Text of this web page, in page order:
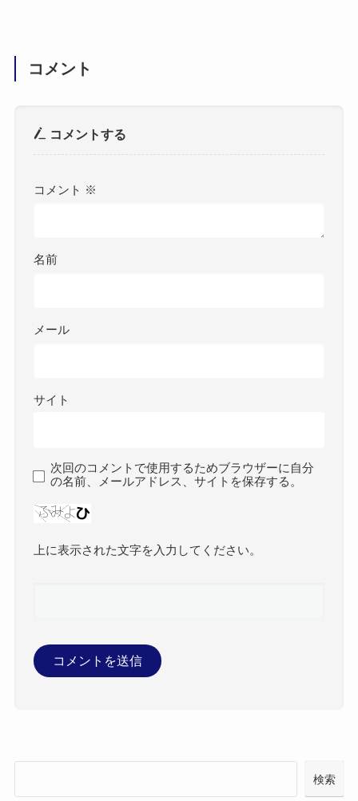
コメント
コメントする
コメント ※
名前
メール
サイト
次回のコメントで使用するためブラウザーに自分
の名前、メールアドレス、サイトを保存する。
上に表示された文字を入力してください。
検索